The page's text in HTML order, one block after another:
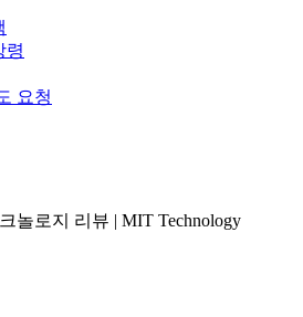
령
요청
놀로지 리뷰 | MIT Technology